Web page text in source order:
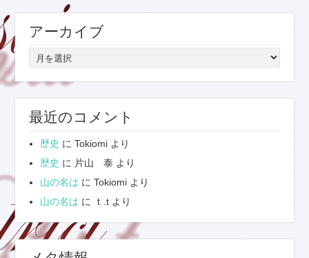
ー
アーカイブ
ア
ー
カ
ブ
最近のコメント
歴史 にTokiomi より
歴史 に 片山 泰 より
山の名は にTokiomi より
山の名は に ｔ.t より